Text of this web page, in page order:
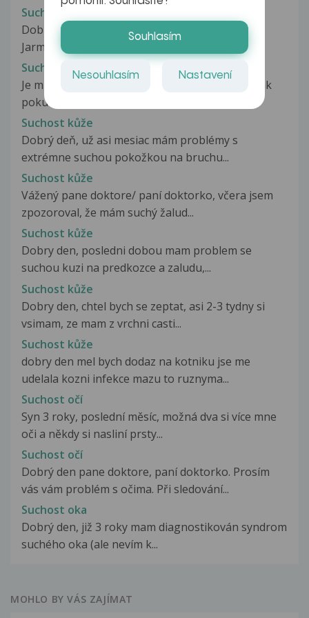
Suchost dutiny ústní
Dobrý den, velmi děkuji za odpověd' pí. MUDr.
Jarmily Leskovské. Ptala jsem...
Suchost glans penis
Je mi 16 let a mám problém, když mám erekci tak
pokud je žalud ''suchý'' tak...
Suchost kůže
Dobrý deň, už asi mesiac mám problémy s
extrémne suchou pokožkou na bruchu...
Suchost kůže
Vážený pane doktore/ paní doktorko, včera jsem
zpozoroval, že mám suchý žalud...
Suchost kůže
Dobry den, posledni dobou mam problem se
suchou kuzi na predkozce a zaludu,...
Suchost kůže
Dobry den, chtel bych se zeptat, asi 2-3 tydny si
vsimam, ze mam z vrchni casti...
Suchost kůže
dobry den mel bych dodaz na kotniku jse me
udelala kozni infekce mazu to ruznyma...
Suchost očí
Syn 3 roky, poslední měsíc, možná dva si více mne
oči a někdy si nasliní prsty...
Suchost očí
Dobrý den pane doktore, paní doktorko. Prosím
vás vám problém s očima. Při sledování...
Suchost oka
Dobrý den, již 3 roky mam diagnostikován syndrom
suchého oka (ale nevím k...
MOHLO BY VÁS ZAJÍMAT
Souhlasím
Nesouhlasím Nastavení